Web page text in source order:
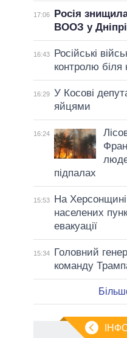
17:06
Росія
ВООЗ у Дніпрі
16:43
Російські
контролю біля
16:29 У Косові
яйцями
16:24
підпалах
15:53
На
населених
евакуації
15:34
Головний
команду